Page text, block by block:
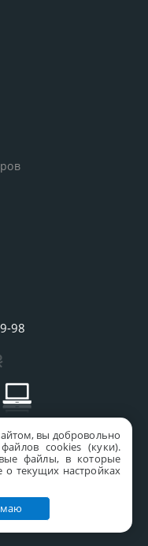
вы добровольно
cookies (куки).
файлы, в которые
о текущих настройках
98
MICS
Distribution Company